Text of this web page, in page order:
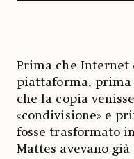
Prima che Internet
piattaforma,
che la copia
«condivisione» e
fosse trasformato
Mattes avevano